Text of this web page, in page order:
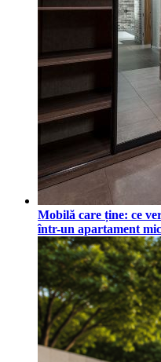
Mobilă care ține: ce
într-un apartament mic